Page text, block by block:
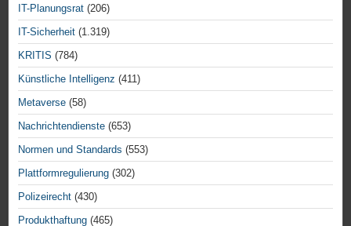
IT-Planungsrat (206)
IT-Sicherheit (1.319)
KRITIS (784)
Künstliche Intelligenz (411)
Metaverse (58)
Nachrichtendienste (653)
Normen und Standards (553)
Plattformregulierung (302)
Polizeirecht (430)
Produkthaftung (465)